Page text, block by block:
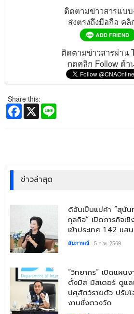
ติดตามข่าวสารแบ
ส่งตรงถึงมือถือ คลิ
ติดตามข่าวสารผ่าน
กดคลิก Follow ด้า
Share this:
Facebook
X
ข่าวล่าสุด
ดิฉันเป็นแม่ค้า “สุนัน
กุลกิจ” เปิดภารกิจเ
เข้าประเทศ 1.42 แส
สัมภาษณ์ 5 ก.พ. 2569
​“วิทยากร” เปิดแผน
ตั้งมิส มิสเตอร์ ดูแล
ปศุสัตว์รายตัว ปรับ
งานชั่งตวงวัด